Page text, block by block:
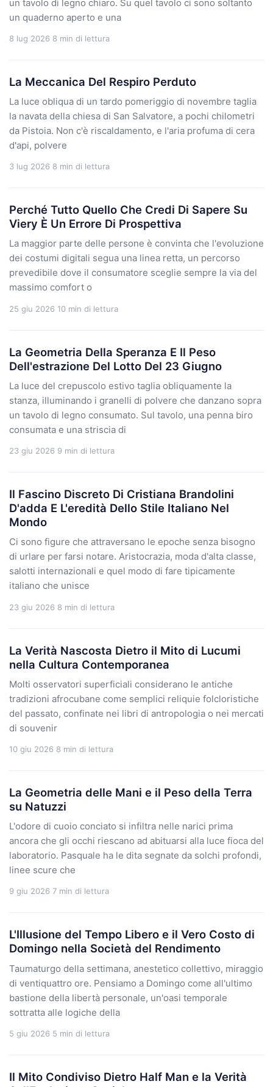
un tavolo di legno chiaro. Su quel tavolo ci sono soltanto
un quaderno aperto e una
8 lug 2026 8 min di lettura
La Meccanica Del Respiro Perduto
La luce obliqua di un tardo pomeriggio di novembre taglia
la navata della chiesa di San Salvatore, a pochi chilometri
da Pistoia. Non c'è riscaldamento, e l'aria profuma di cera
d'api, polvere
3 lug 2026 8 min di lettura
Perché Tutto Quello Che Credi Di Sapere Su
Viery È Un Errore Di Prospettiva
La maggior parte delle persone è convinta che l'evoluzione
dei costumi digitali segua una linea retta, un percorso
prevedibile dove il consumatore sceglie sempre la via del
massimo comfort o
25 giu 2026 10 min di lettura
La Geometria Della Speranza E Il Peso
Dell'estrazione Del Lotto Del 23 Giugno
La luce del crepuscolo estivo taglia obliquamente la
stanza, illuminando i granelli di polvere che danzano sopra
un tavolo di legno consumato. Sul tavolo, una penna biro
consumata e una striscia di
23 giu 2026 9 min di lettura
Il Fascino Discreto Di Cristiana Brandolini
D'adda E L'eredità Dello Stile Italiano Nel
Mondo
Ci sono figure che attraversano le epoche senza bisogno
di urlare per farsi notare. Aristocrazia, moda d'alta classe,
salotti internazionali e quel modo di fare tipicamente
italiano che unisce
23 giu 2026 8 min di lettura
La Verità Nascosta Dietro il Mito di Lucumi
nella Cultura Contemporanea
Molti osservatori superficiali considerano le antiche
tradizioni afrocubane come semplici reliquie folcloristiche
del passato, confinate nei libri di antropologia o nei mercati
di souvenir
10 giu 2026 8 min di lettura
La Geometria delle Mani e il Peso della Terra
su Natuzzi
L'odore di cuoio conciato si infiltra nelle narici prima
ancora che gli occhi riescano ad abituarsi alla luce fioca del
laboratorio. Pasquale ha le dita segnate da solchi profondi,
linee scure che
9 giu 2026 7 min di lettura
L'Illusione del Tempo Libero e il Vero Costo di
Domingo nella Società del Rendimento
Taumaturgo della settimana, anestetico collettivo, miraggio
di ventiquattro ore. Pensiamo a Domingo come all'ultimo
bastione della libertà personale, un'oasi temporale
sottratta alle logiche della
5 giu 2026 5 min di lettura
Il Mito Condiviso Dietro Half Man e la Verità